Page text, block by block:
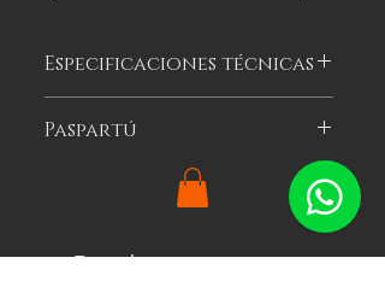
Especificaciones técnicas
ilustrativas, y las características del
Paspartú
Es el cartón especial de color que se
puede optar por colocar alrededor
agregarle impacto visual al cuadro.
Productos